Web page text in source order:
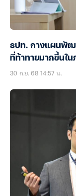
ธปท. กางแผนพัฒน
ที่ท้าทายมากขึ้นใน
30 ก.ย. 68 14:57 น.